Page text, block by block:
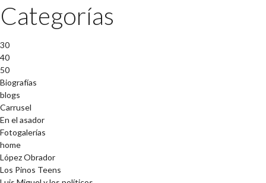
Categorías
30
40
50
Biografías
blogs
Carrusel
En el asador
Fotogalerías
home
López Obrador
Los Pinos Teens